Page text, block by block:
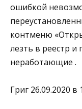
ошибкой
контменю
лезть в реестр и
неработающие .
Григ 26.09.2020 в